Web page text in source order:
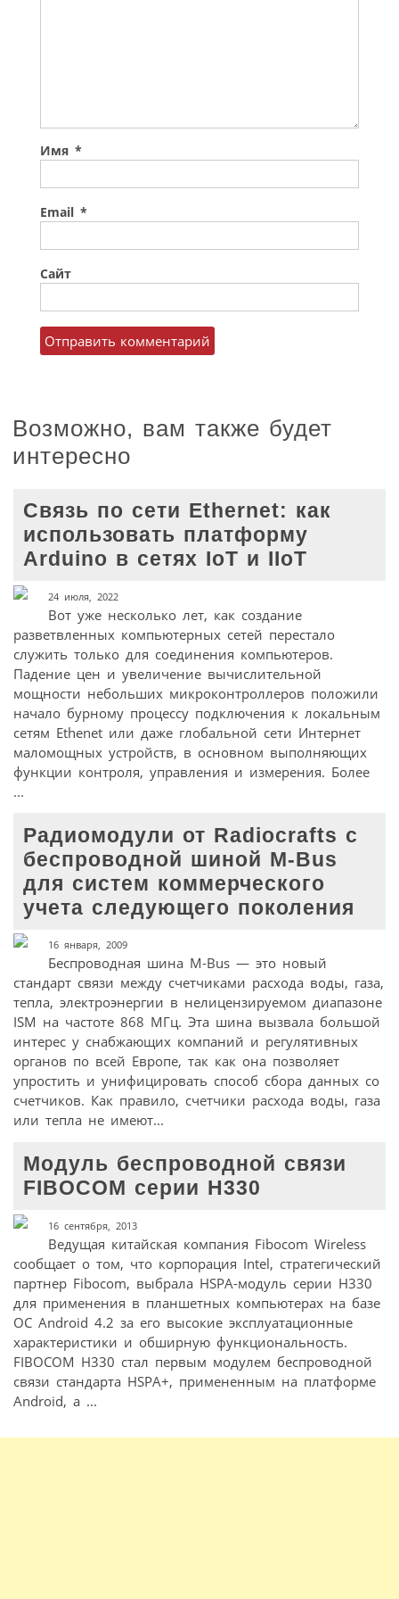
Имя *
Email *
Сайт
Возможно, вам также будет
интересно
Связь по сети Ethernet: как
использовать платформу
Arduino в сетях IoT и IIoT
24 июля, 2022
Вот уже несколько лет, как создание
разветвленных компьютерных сетей перестало
служить только для соединения компьютеров.
Падение цен и увеличение вычислительной
мощности небольших микроконтроллеров положили
начало бурному процессу подключения к локальным
сетям Ethenet или даже глобальной сети Интернет
маломощных устройств, в основном выполняющих
функции контроля, управления и измерения. Более
...
Радиомодули от Radiocrafts с
беспроводной шиной M-Bus
для систем коммерческого
учета следующего поколения
16 января, 2009
Беспроводная шина M-Bus — это новый
стандарт связи между счетчиками расхода воды, газа,
тепла, электроэнергии в нелицензируемом диапазоне
ISM на частоте 868 МГц. Эта шина вызвала большой
интерес у снабжающих компаний и регулятивных
органов по всей Европе, так как она позволяет
упростить и унифицировать способ сбора данных со
счетчиков. Как правило, счетчики расхода воды, газа
или тепла не имеют...
Модуль беспроводной связи
FIBOCOM серии H330
16 сентября, 2013
Ведущая китайская компания Fibocom Wireless
сообщает о том, что корпорация Intel, стратегический
партнер Fibocom, выбрала HSPA-модуль серии H330
для применения в планшетных компьютерах на базе
ОС Android 4.2 за его высокие эксплуатационные
характеристики и обширную функциональность.
FIBOCOM H330 стал первым модулем беспроводной
связи стандарта HSPA+, примененным на платформе
Android, а ...